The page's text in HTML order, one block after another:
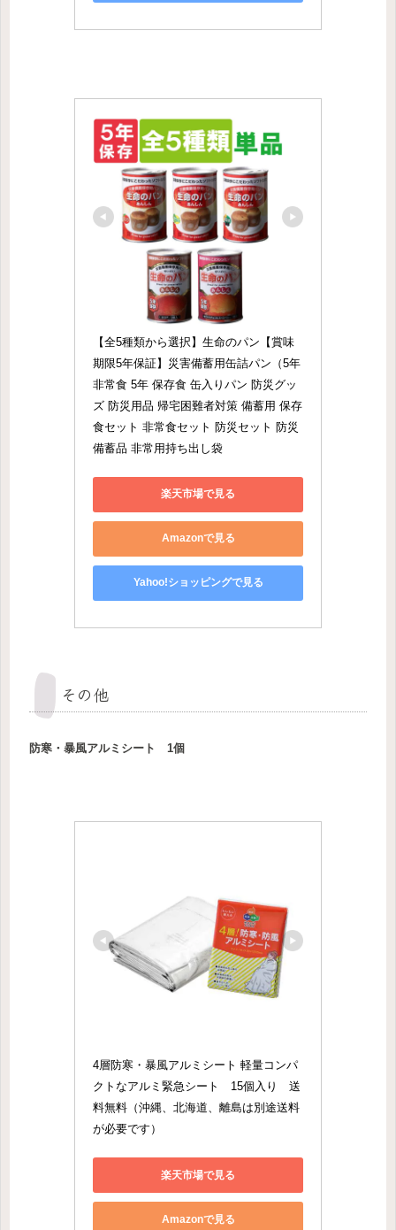
【全5種類から選択】生命のパン【賞味
期限5年保証】災害備蓄用缶詰パン（5年
非常食 5年 保存食 缶入りパン 防災グッ
ズ 防災用品 帰宅困難者対策 備蓄用 保存
食セット 非常食セット 防災セット 防災
備蓄品 非常用持ち出し袋
楽天市場で見る
Amazonで見る
Yahoo!ショッピングで見る
その他
防寒・暴風アルミシート 1個
4層防寒・暴風アルミシート 軽量コンパ
クトなアルミ緊急シート　15個入り　送
料無料（沖縄、北海道、離島は別途送料
が必要です）
楽天市場で見る
Amazonで見る